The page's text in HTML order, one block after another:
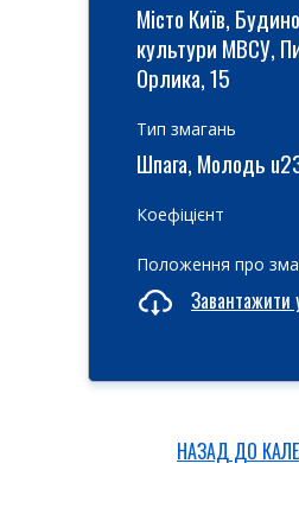
Місто Київ,
культури МВСУ,
Орлика, 15
Тип змагань
Шпага, Молодь
Коефіцієнт
Положення про
Завантажити
НАЗАД ДО